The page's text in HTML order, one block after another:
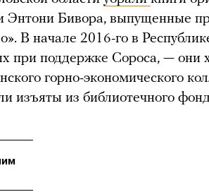
Энтони Бивора, выпущенные
В начале 2016-го в
при поддержке Сороса, — они
горно-экономического
изъяты из библиотечного